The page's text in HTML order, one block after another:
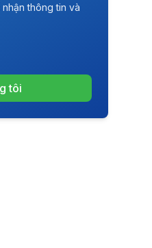
thông tin và
tôi